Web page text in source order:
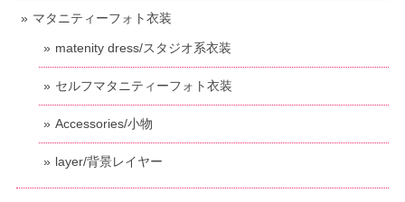
マタニティーフォト衣装
matenity dress/スタジオ系衣装
セルフマタニティーフォト衣装
Accessories/小物
layer/背景レイヤー